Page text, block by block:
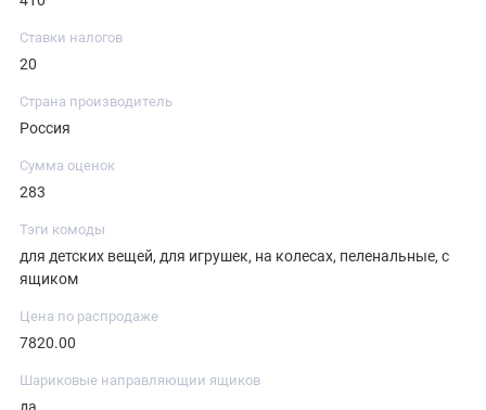
Ставки налогов
20
Страна производитель
Россия
Сумма оценок
283
Тэги комоды
для детских вещей, для игрушек, на колесах, пеленальные, с
ящиком
Цена по распродаже
7820.00
Шариковые направляющии ящиков